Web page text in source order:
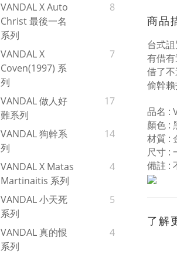
VANDAL X Auto
Christ 最後一名
系列
8
VANDAL X
Coven(1997) 系
列
7
VANDAL 做人好
難系列
17
VANDAL 狗幹系
列
14
VANDAL X Matas
Martinaitis 系列
4
VANDAL 小天死
系列
5
VANDAL 真的恨
系列
4
商品
台式
有借有
借了不
偷幹賴
品名 :
顏色 :
材質 :
尺寸 :
備註 :
了解